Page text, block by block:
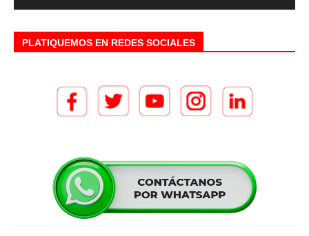
PLATIQUEMOS EN REDES SOCIALES